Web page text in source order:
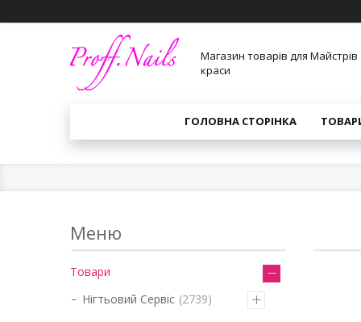
Магазин товарів для Майстрів
краси
ГОЛОВНА СТОРІНКА
Товари
Нігтьовий Сервіс 2739